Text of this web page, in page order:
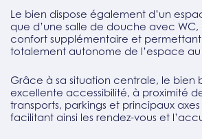
Le bien dispose également d’un
que d’une salle de douche avec
confort supplémentaire et permettant
totalement autonome de l’espace
Grâce à sa situation centrale, le bien
excellente accessibilité, à proximité
transports, parkings et principaux
facilitant ainsi les rendez-vous et